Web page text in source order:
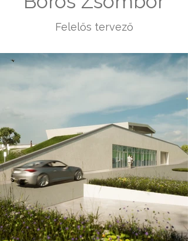
Felelős tervező